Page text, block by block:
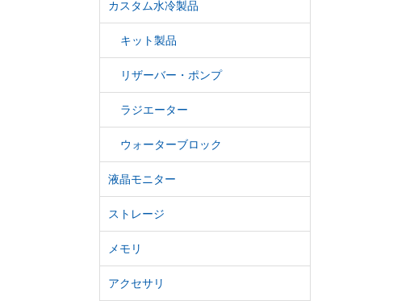
カスタム水冷製品
キット製品
リザーバー・ポンプ
ラジエーター
ウォーターブロック
液晶モニター
ストレージ
メモリ
アクセサリ